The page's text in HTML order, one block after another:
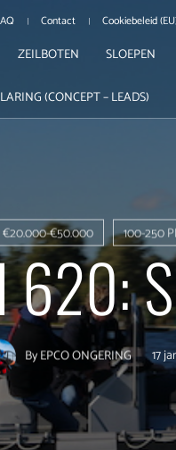
Contact Cookiebeleid
ZEILBOTEN SLOEPEN
(CONCEPT – LEADS)
€20.000-€50.000 100-250
620:
ByEPCO ONGERING 17